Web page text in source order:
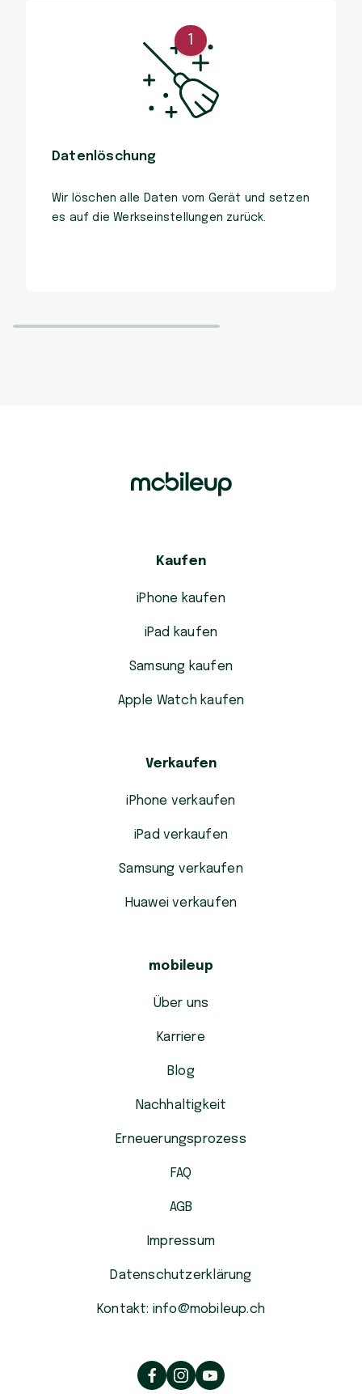
Datenlöschung
Wir löschen alle Daten vom Gerät und setzen
es auf die Werkseinstellungen zurück.
Kaufen
iPhone kaufen
iPad kaufen
Samsung kaufen
Apple Watch kaufen
Verkaufen
iPhone verkaufen
iPad verkaufen
Samsung verkaufen
Huawei verkaufen
mobileup
Über uns
Karriere
Blog
Nachhaltigkeit
Erneuerungsprozess
FAQ
AGB
Impressum
Datenschutzerklärung
Kontakt: info@mobileup.ch